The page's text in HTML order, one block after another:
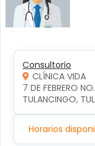
Consultorio
CLÍNICA VIDA
7 DE FEBRERO
TULANCINGO,
Horarios